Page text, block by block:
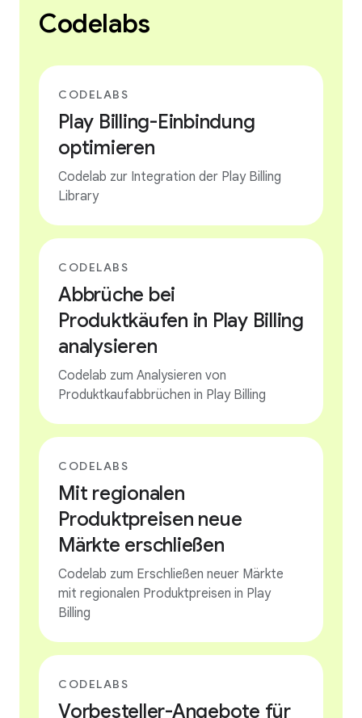
Codelabs
CODELABS
Play Billing-Einbindung
optimieren
Codelab zur Integration der Play Billing
Library
CODELABS
Abbrüche bei
Produktkäufen in Play Billing
analysieren
Codelab zum Analysieren von
Produktkaufabbrüchen in Play Billing
CODELABS
Mit regionalen
Produktpreisen neue
Märkte erschließen
Codelab zum Erschließen neuer Märkte
mit regionalen Produktpreisen in Play
Billing
CODELABS
Vorbesteller-Angebote für